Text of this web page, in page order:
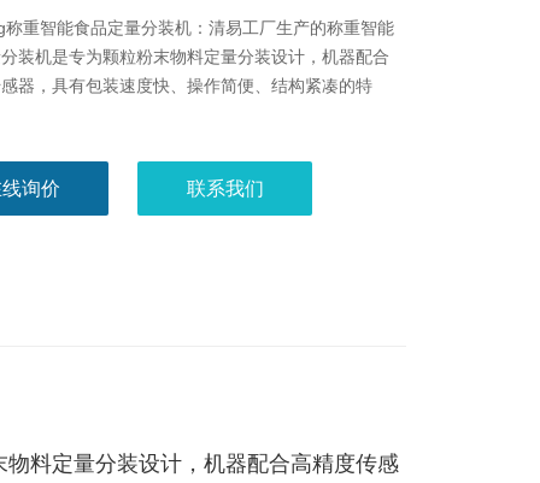
称重智能食品定量分装机：清易工厂生产的称重智能
装机是专为颗粒粉末物料定量分装设计，机器配合
器，具有包装速度快、操作简便、结构紧凑的特
询价 联系我们
料定量分装设计，机器配合高精度传感